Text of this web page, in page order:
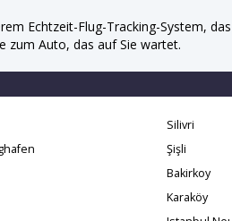
Echtzeit-Flug-Tracking-System,
zum Auto, das auf Sie wartet.
Silivri
Şişli
Bakirkoy
Karaköy